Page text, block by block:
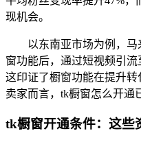
现机会。
以东南亚市场为例，马
窗功能后，通过短视频引流
这印证了橱窗功能在提升
卖家而言，tk橱窗怎么开通
tk橱窗开通条件：这些